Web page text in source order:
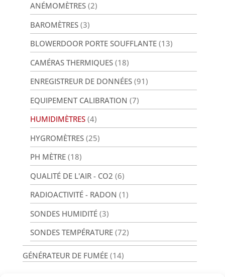
produit
ANÉMOMÈTRES (2)
BAROMÈTRES (3)
BLOWERDOOR PORTE SOUFFLANTE (13)
CAMÉRAS THERMIQUES (18)
ENREGISTREUR DE DONNÉES (91)
EQUIPEMENT CALIBRATION (7)
HUMIDIMÈTRES (4)
HYGROMÈTRES (25)
PH MÈTRE (18)
QUALITÉ DE L'AIR - CO2 (6)
RADIOACTIVITÉ - RADON (1)
SONDES HUMIDITÉ (3)
SONDES TEMPÉRATURE (72)
GÉNÉRATEUR DE FUMÉE (14)